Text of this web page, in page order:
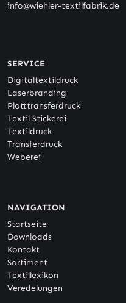
info@wiehler-textilfabrik.de
SERVICE
Digitaltextildruck
Laserbranding
Plotttransferdruck
Textil Stickerei
Textildruck
Transferdruck
Weberei
NAVIGATION
Startseite
Downloads
Kontakt
Sortiment
Textillexikon
Veredelungen